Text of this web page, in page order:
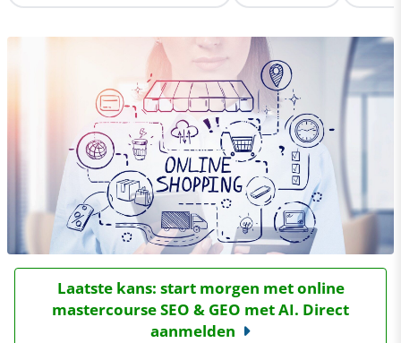
Laatste kans: start morgen met online
mastercourse SEO & GEO met AI. Direct
aanmelden